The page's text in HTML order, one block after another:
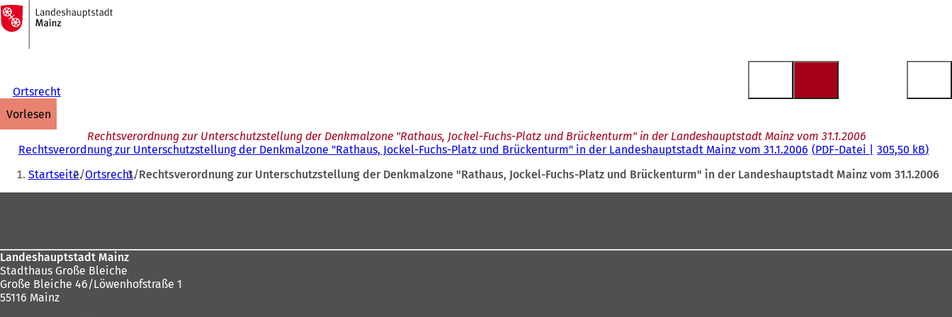
Inhalt anspringen
Zur
Startseite
Ortsrecht
vorlesen
Rechtsverordnung zur Unterschutzstellung der Denkmalzone "Rathaus, Jockel-Fuchs-Platz und Brückenturm" in der Landeshauptstadt Mainz vom 31.1.2006
Rechtsverordnung zur Unterschutzstellung der Denkmalzone "Rathaus, Jockel-Fuchs-Platz und Brückenturm" in der Landeshauptstadt Mainz vom 31.1.2006 PDF-Datei 305,50 kB
Sie
befinden
Startseite Ortsrecht Rechtsverordnung zur Unterschutzstellung der Denkmalzone "Rathaus, Jockel-Fuchs-Platz und Brückenturm" in der Landeshauptstadt Mainz vom 31.1.2006
Landeshauptstadt Mainz
Stadthaus Große Bleiche
Große Bleiche 46/Löwenhofstraße 1
55116 Mainz